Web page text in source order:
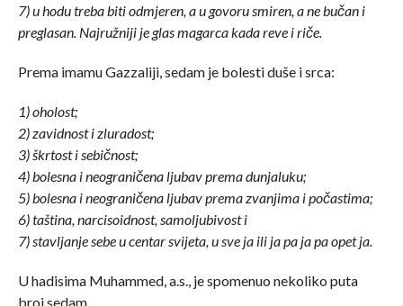
7) u hodu treba biti odmjeren, a u govoru smiren, a ne bučan i
preglasan. Najružniji je glas magarca kada reve i riče.
Prema imamu Gazzaliji, sedam je bolesti duše i srca:
1) oholost;
2) zavidnost i zluradost;
3) škrtost i sebičnost;
4) bolesna i neograničena ljubav prema dunjaluku;
5) bolesna i neograničena ljubav prema zvanjima i počastima;
6) taština, narcisoidnost, samoljubivost i
7) stavljanje sebe u centar svijeta, u sve ja ili ja pa ja pa opet ja.
U hadisima Muhammed, a.s., je spomenuo nekoliko puta
broj sedam.